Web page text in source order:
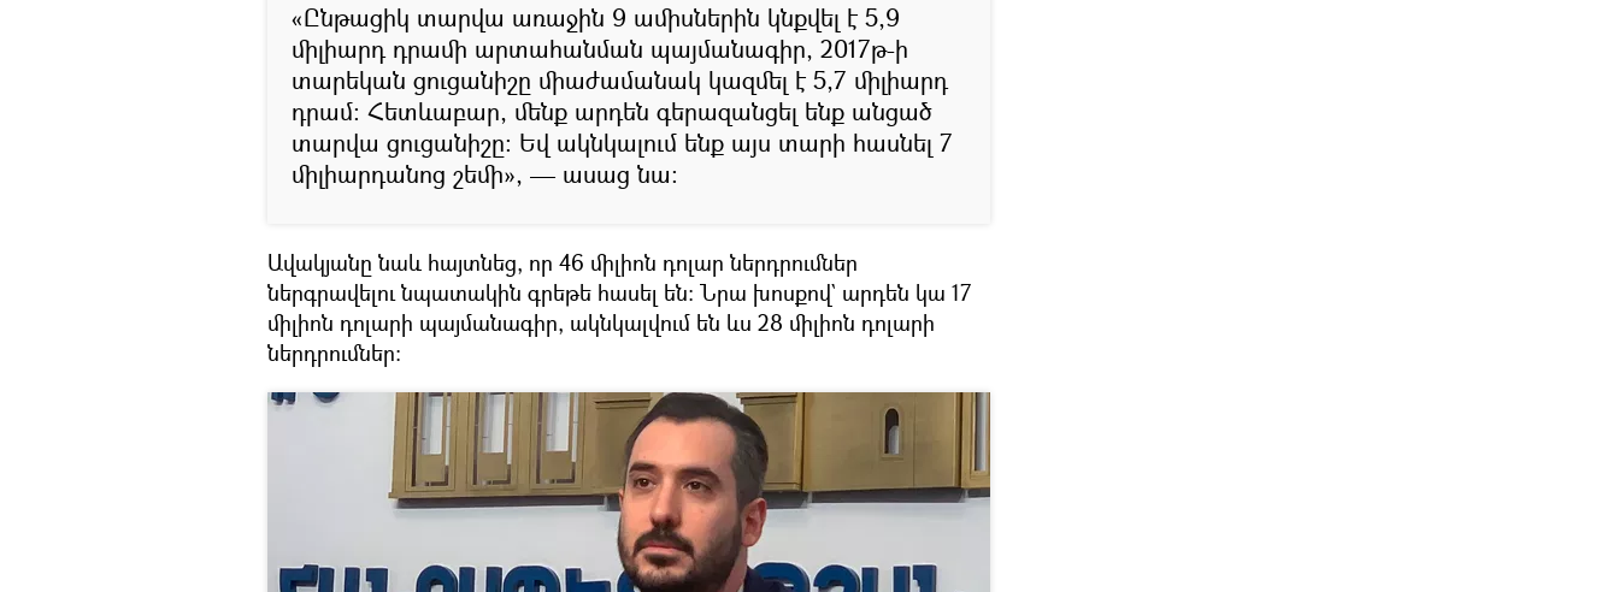
«Ընթացիկ տարվա առաջին 9 ամիսներին կնքվել է 5,9
միլիարդ դրամի արտահանման պայմանագիր, 2017թ-ի
տարեկան ցուցանիշը միաժամանակ կազմել է 5,7 միլիարդ
դրամ։ Հետևաբար, մենք արդեն գերազանցել ենք անցած
տարվա ցուցանիշը։ Եվ ակնկալում ենք այս տարի հասնել 7
միլիարդանոց շեմի», — ասաց նա։
Ավակյանը նաև հայտնեց, որ 46 միլիոն դոլար ներդրումներ
ներգրավելու նպատակին գրեթե հասել են։ Նրա խոսքով` արդեն կա 17
միլիոն դոլարի պայմանագիր, ակնկալվում են ևս 28 միլիոն դոլարի
ներդրումներ։